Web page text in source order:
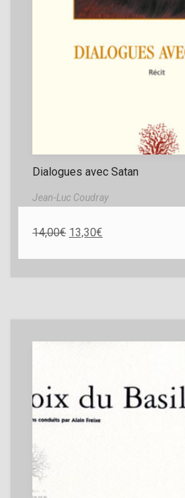
Dialogues avec Satan
Jean-Luc Coudray
14,00€ 13,30€